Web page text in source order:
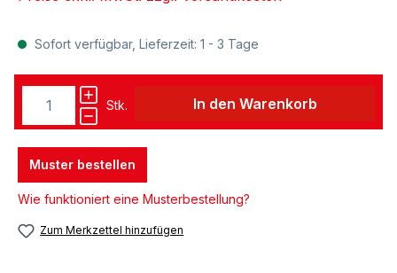
Sofort verfügbar, Lieferzeit: 1 - 3 Tage
Stk. In den Warenkorb
Muster bestellen
Wie funktioniert eine Musterbestellung?
Zum Merkzettel hinzufügen